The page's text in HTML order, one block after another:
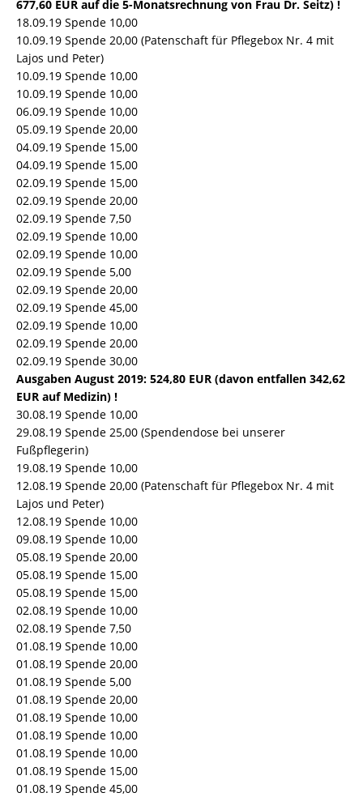
677,60 EUR auf die 5-Monatsrechnung von Frau Dr. Seitz) !
18.09.19 Spende 10,00
10.09.19 Spende 20,00 (Patenschaft für Pflegebox Nr. 4 mit
Lajos und Peter)
10.09.19 Spende 10,00
10.09.19 Spende 10,00
06.09.19 Spende 10,00
05.09.19 Spende 20,00
04.09.19 Spende 15,00
04.09.19 Spende 15,00
02.09.19 Spende 15,00
02.09.19 Spende 20,00
02.09.19 Spende 7,50
02.09.19 Spende 10,00
02.09.19 Spende 10,00
02.09.19 Spende 5,00
02.09.19 Spende 20,00
02.09.19 Spende 45,00
02.09.19 Spende 10,00
02.09.19 Spende 20,00
02.09.19 Spende 30,00
Ausgaben August 2019: 524,80 EUR (davon entfallen 342,62
EUR auf Medizin) !
30.08.19 Spende 10,00
29.08.19 Spende 25,00 (Spendendose bei unserer
Fußpflegerin)
19.08.19 Spende 10,00
12.08.19 Spende 20,00 (Patenschaft für Pflegebox Nr. 4 mit
Lajos und Peter)
12.08.19 Spende 10,00
09.08.19 Spende 10,00
05.08.19 Spende 20,00
05.08.19 Spende 15,00
05.08.19 Spende 15,00
02.08.19 Spende 10,00
02.08.19 Spende 7,50
01.08.19 Spende 10,00
01.08.19 Spende 20,00
01.08.19 Spende 5,00
01.08.19 Spende 20,00
01.08.19 Spende 10,00
01.08.19 Spende 10,00
01.08.19 Spende 10,00
01.08.19 Spende 15,00
01.08.19 Spende 45,00